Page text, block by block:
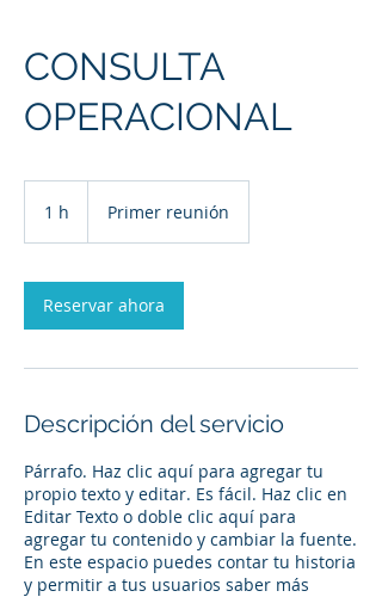
CONSULTA
OPERACIONAL
1 h Primer reunión
Reservar ahora
Descripción del servicio
Párrafo. Haz clic aquí para agregar tu
propio texto y editar. Es fácil. Haz clic en
Editar Texto o doble clic aquí para
agregar tu contenido y cambiar la fuente.
En este espacio puedes contar tu historia
y permitir a tus usuarios saber más